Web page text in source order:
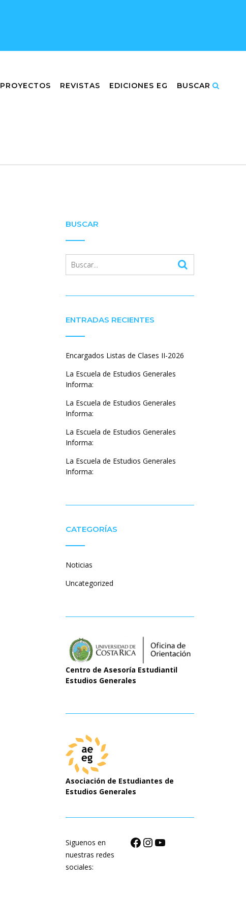
PROYECTOS REVISTAS EDICIONES EG BUSCAR
BUSCAR
ENTRADAS RECIENTES
Encargados Listas de Clases II-2026
La Escuela de Estudios Generales
Informa:
La Escuela de Estudios Generales
Informa:
La Escuela de Estudios Generales
Informa:
La Escuela de Estudios Generales
Informa:
CATEGORÍAS
Noticias
Uncategorized
Centro de Asesoría Estudiantil
Estudios Generales
Asociación de Estudiantes de
Estudios Generales
Siguenos en
nuestras redes
sociales:
Facebook InstagramYouTube